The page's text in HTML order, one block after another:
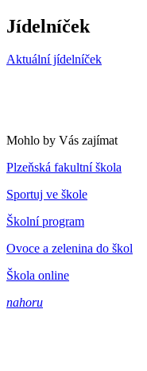
Jídelníček
Aktuální jídelníček
Mohlo by Vás zajímat
Plzeňská fakultní škola
Sportuj ve škole
Školní program
Ovoce a zelenina do škol
Škola online
nahoru